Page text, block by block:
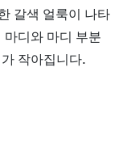
갈색 얼룩이 나타
마디와 마디 부분
작아집니다.